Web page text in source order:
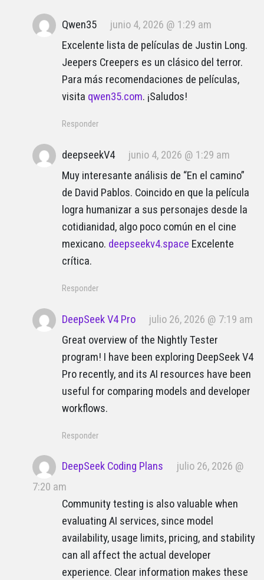
Qwen35
junio 4, 2026 @ 1:29 am
Excelente lista de películas de Justin Long.
Jeepers Creepers es un clásico del terror.
Para más recomendaciones de películas,
visita qwen35.com. ¡Saludos!
Responder
deepseekV4
junio 4, 2026 @ 1:29 am
Muy interesante análisis de “En el camino”
de David Pablos. Coincido en que la película
logra humanizar a sus personajes desde la
cotidianidad, algo poco común en el cine
mexicano. deepseekv4.space Excelente
crítica.
Responder
DeepSeek V4 Pro
julio 26, 2026 @ 7:19 am
Great overview of the Nightly Tester
program! I have been exploring DeepSeek V4
Pro recently, and its AI resources have been
useful for comparing models and developer
workflows.
Responder
DeepSeek Coding Plans
julio 26, 2026 @
7:20 am
Community testing is also valuable when
evaluating AI services, since model
availability, usage limits, pricing, and stability
can all affect the actual developer
experience. Clear information makes these